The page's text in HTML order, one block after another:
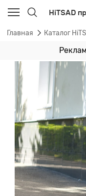
HiTSAD
Главная Каталог